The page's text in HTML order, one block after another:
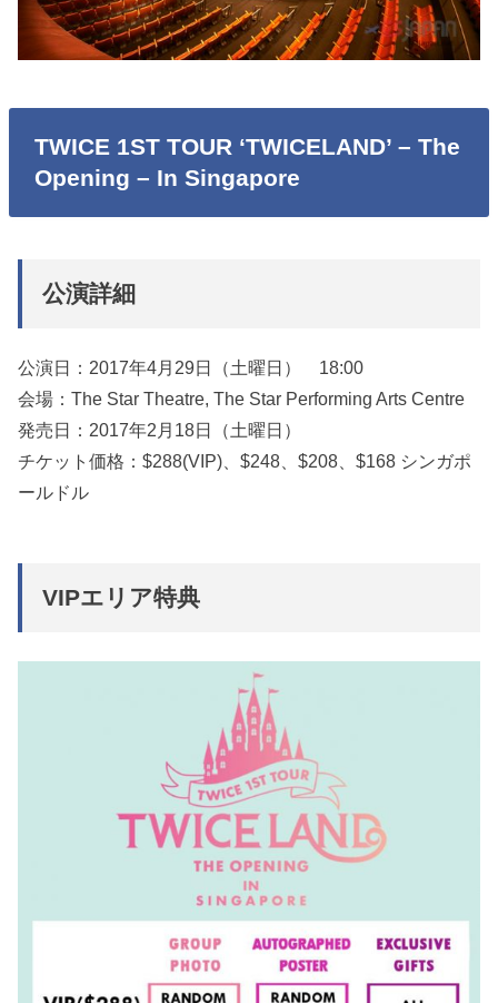
TWICE 1ST TOUR ‘TWICELAND’ – The
Opening – In Singapore
公演詳細
公演日：2017年4月29日（土曜日） 18:00
会場：The Star Theatre, The Star Performing Arts Centre
発売日：2017年2月18日（土曜日）
チケット価格：$288(VIP)、$248、$208、$168 シンガポ
ールドル
VIPエリア特典